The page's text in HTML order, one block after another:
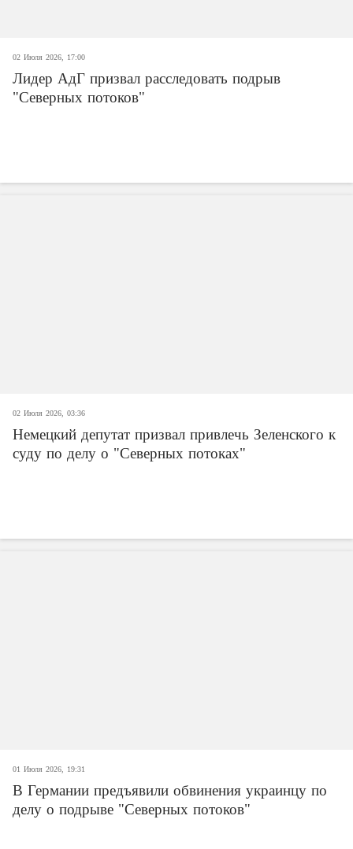
02 Июля 2026, 17:00
Лидер АдГ призвал расследовать подрыв
"Северных потоков"
02 Июля 2026, 03:36
Немецкий депутат призвал привлечь Зеленского к
суду по делу о "Северных потоках"
01 Июля 2026, 19:31
В Германии предъявили обвинения украинцу по
делу о подрыве "Северных потоков"